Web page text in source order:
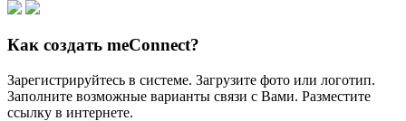
Как создать meConnect?
Зарегистрируйтесь в системе. Загрузите фото или логотип.
Заполните возможные варианты связи с Вами. Разместите
ссылку в интернете.